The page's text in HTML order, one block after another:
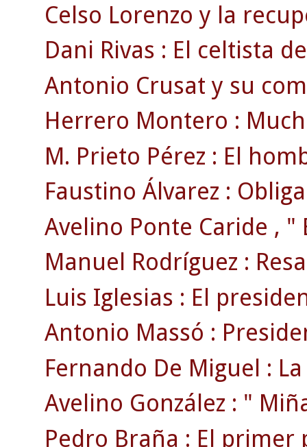
Celso Lorenzo y la
Dani Rivas : El celtista
Antonio Crusat y su
Herrero Montero :
M. Prieto Pérez : El
Faustino Álvarez :
Avelino Ponte Caride , "
Manuel Rodríguez :
Luis Iglesias : El
Antonio Massó :
Fernando De Miguel :
Avelino González : "
Pedro Braña : El